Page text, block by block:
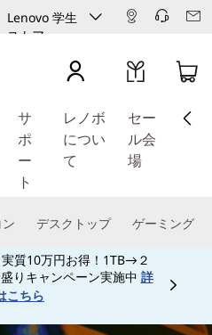
Lenovo 学生
ストア
サ
ポ
ー
ト
レノボ
につい
て
セー
ル会
場
デスクトップ ゲーミング
実質10万円お得！1TB→２
りキャンペーン実施中 詳
こちら
Currently displaying item 3 of